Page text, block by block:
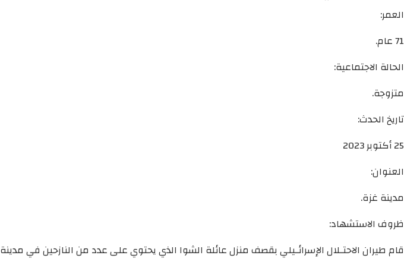
العمر:
71 عام.
الحالة الاجتماعية:
متزوجة.
تاريخ الحدث:
25 أكتوبر 2023
العنوان:
مدينة غزة.
ظروف الاستشهاد:
قام طيران الاحتـلال الإسرائـيلي بقصف منزل عائلة الشوا الذي يحتوي على عدد من النازحين